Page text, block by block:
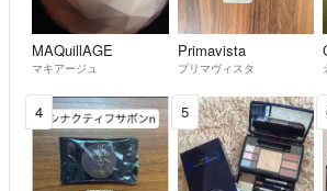
MAQuillAGE
マキアージュ
Primavista
プリマヴィスタ
4 5